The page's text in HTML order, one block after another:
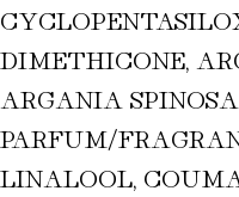
DIMETHICONE,
ARGANIA
PARFUM/
LINALOOL,